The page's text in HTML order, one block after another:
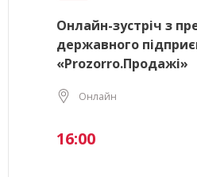
Онлайн-зустріч з
державного
«Prozorro.Продажі»
Онлайн
16:00